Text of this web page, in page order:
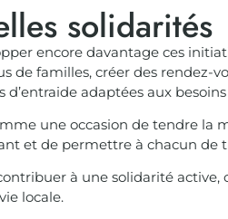
solidarités
encore davantage ces
de familles, créer des rendez-
adaptées aux
une occasion de tendre la
et de permettre à chacun de
à une solidarité active,
locale.